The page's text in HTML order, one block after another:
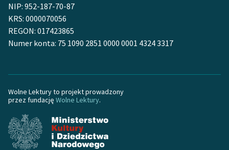
Polityka prywatności
Regulamin biblioteki
Regulamin darowizn
wrażliwych
Deklaracja dostępności
NIP: 952-187-70-87
KRS: 0000070056
REGON: 017423865
Numer konta: 75 1090 2851 0000 0001 4324 3317
Wolne Lektury to projekt prowadzony
przez fundację Wolne Lektury.